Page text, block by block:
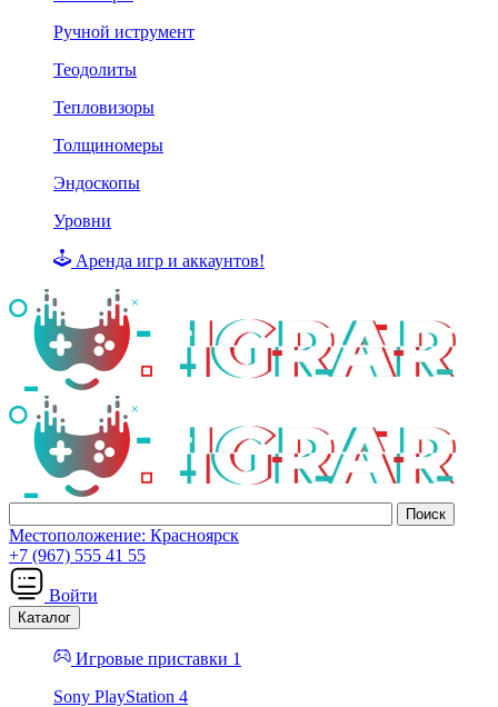
Ручной иструмент
Теодолиты
Тепловизоры
Толщиномеры
Эндоскопы
Уровни
Аренда игр и аккаунтов!
Местоположение: Красноярск
+7 (967) 555 41 55
Войти
Каталог
Игровые приставки 1
Sony PlayStation 4